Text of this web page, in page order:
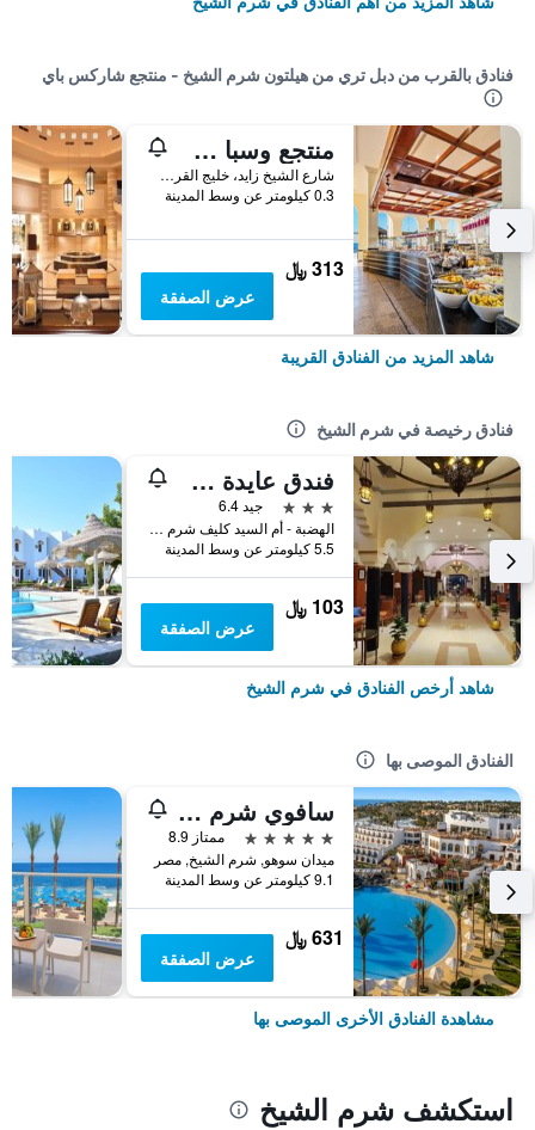
فنادق بالقرب من دبل تري من هيلتون شرم الشيخ - منتجع شاركس باي
منتجع وسبا سيفا شرم ريزورت آند سبا
شارع الشيخ زايد، خليج القرش, شرم الشيخ, مصر
0.3 كيلومتر عن وسط المدينة
313 ﷼
عرض الصفقة
شاهد المزيد من الفنادق القريبة
فنادق رخيصة في شرم الشيخ
فندق عايدة شرم الشيخ
3 نجوم
جيد 6.4
الهضبة - أم السيد كليف شرم الشيخ, شرم الشيخ, مصر
5.5 كيلومتر عن وسط المدينة
103 ﷼
عرض الصفقة
شاهد أرخص الفنادق في شرم الشيخ
الفنادق الموصى بها
سافوي شرم الشيخ
5 نجوم
ممتاز 8.9
ميدان سوهو, شرم الشيخ, مصر
9.1 كيلومتر عن وسط المدينة
631 ﷼
عرض الصفقة
مشاهدة الفنادق الأخرى الموصى بها
استكشف شرم الشيخ